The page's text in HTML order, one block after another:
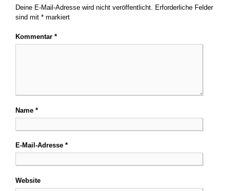
Deine E-Mail-Adresse wird nicht veröffentlicht. Erforderliche Felder
sind mit * markiert
Kommentar *
Name *
E-Mail-Adresse *
Website